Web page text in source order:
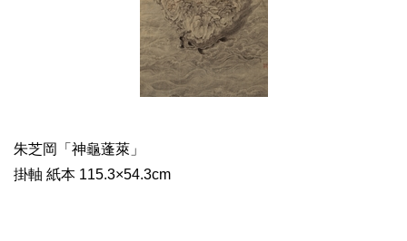
朱芝岡「神龜蓬萊」
掛軸 紙本 115.3×54.3cm